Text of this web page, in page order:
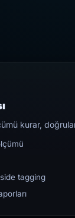
kurar,
tagging